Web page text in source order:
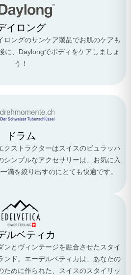
イロング
ロングのサンケア製品でお肌のケアも
に、Daylongでボディをケアしましょ
う！
ドラム
クストラクターはスイスのビュラッハ
シンプルなアクセサリーは、お気に入
滴を絞り出すのにとても快適です。
ルベティカ
ンとヴィンテージを融合させたスタイ
ンド。エーデルベティカは、あなたの
ために作られた、スイスのスタイリッ